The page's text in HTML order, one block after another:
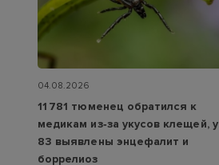
04.08.2026
11 781 тюменец обратился к
медикам из‑за укусов клещей, у
83 выявлены энцефалит и
боррелиоз